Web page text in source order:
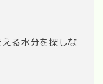
る水分を探しな